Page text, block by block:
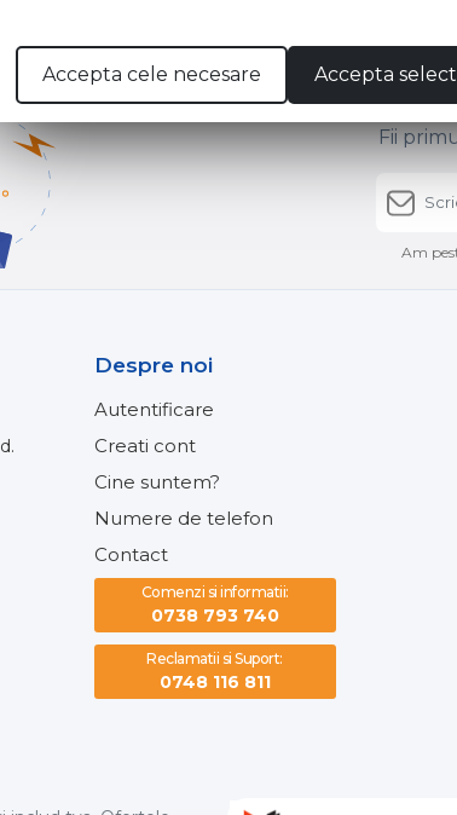
Fii
Am
Despre noi
Autentificare
Creati cont
Cine suntem?
Numere de telefon
Contact
Comenzi si informatii:
0738 793 740
Reclamatii si Suport:
0748 116 811
Accepta cele necesare Accepta